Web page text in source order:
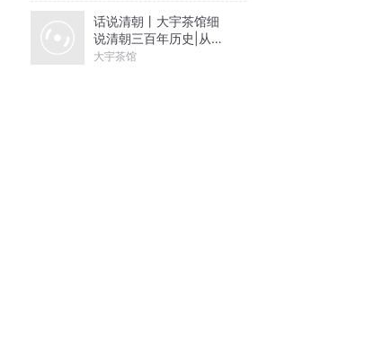
话说清朝丨大宇茶馆细
说清朝三百年历史|从努
尔哈赤到末代皇帝溥仪|
大宇茶馆